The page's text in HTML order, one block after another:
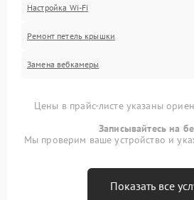
Настройка Wi-Fi
Ремонт петель крышки
Замена вебкамеры
Цены в прайс-листе указаны
Записывайтесь на
Мы проверим ваше устройство и
Показать все